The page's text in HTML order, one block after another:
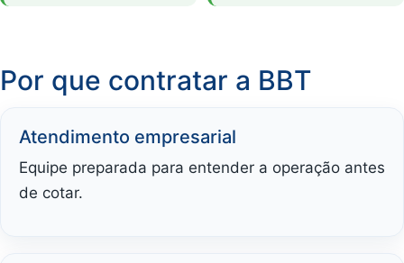
Por que contratar a BBT
Atendimento empresarial
Equipe preparada para entender a operação antes
de cotar.